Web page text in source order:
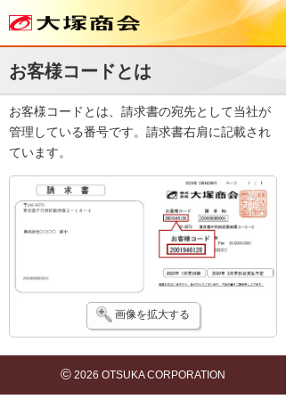
お客様コードとは
お客様コードとは、請求書の宛先として当社が
管理している番号です。請求書右肩に記載され
ています。
画像を拡大する
© 2026 OTSUKA CORPORATION